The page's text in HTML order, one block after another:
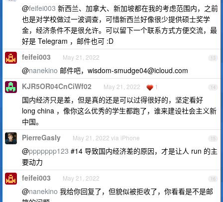
@feifei003 新西兰、加拿大、新加坡都在我的考虑范围内，之前
也是对学校做过一波调查，可惜新西兰好像很少提供硕士奖学
金，经济条件不是很允许。可以留下一个联系方式方便交流，最
好是 Telegram ，邮件也可 :D
13
feifei003 May 21, 2022
@nanekino 邮件吧， wisdom-smudge04@icloud.com
14
KJR5OR04CnCiWf02 May 21, 2022 1
国内经济只是差，但是真的还是可以过得很好的，坚定看好
long china ，像你这么优秀的学生都跑了，谁来建设社会主义新
中国。
15
PierreGasly May 21, 2022 via iPhone
@ppppppp123 #14 导致国内经济差的原因，才是让人 run 的主
要动力
16
feifei003 May 21, 2022
@nanekino 我给你回复了，但貌似被拒收了，你看看是不是邮